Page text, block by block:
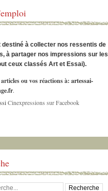
destiné à collecter nos ressentis de
à partager nos impressions sur les
ceux classés Art et Essai).
ou vos réactions à: artessai-
.
Cinexpressions sur Facebook